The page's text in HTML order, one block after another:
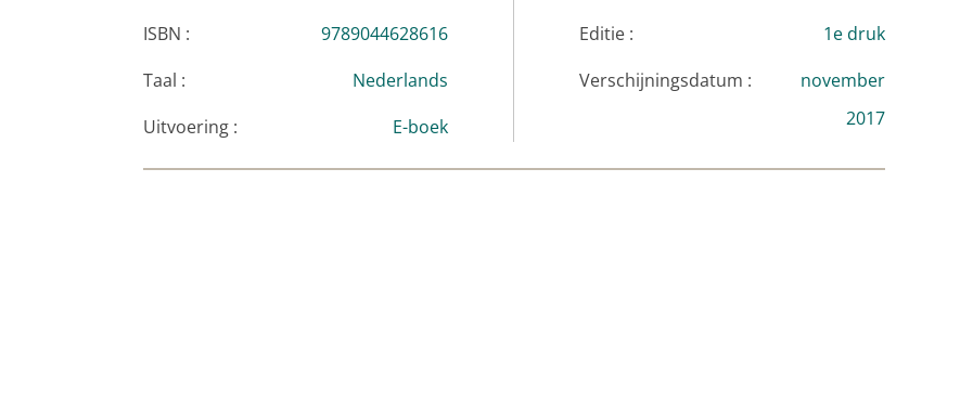
ISBN :
9789044628616
Taal :
Nederlands
Uitvoering :
E-boek
Editie :
1e druk
Verschijningsdatum :
november
2017